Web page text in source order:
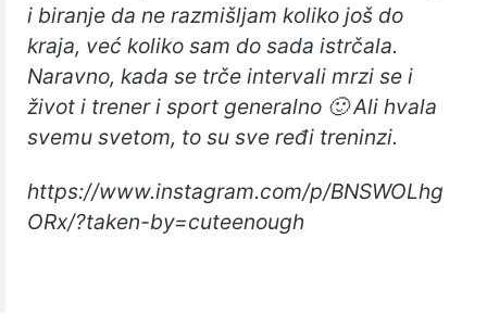
i biranje da ne razmišljam koliko još do
kraja, već koliko sam do sada istrčala.
Naravno, kada se trče intervali mrzi se i
život i trener i sport generalno 🙂 Ali hvala
svemu svetom, to su sve ređi treninzi.
https://www.instagram.com/p/BNSWOLhg
ORx/?taken-by=cuteenough